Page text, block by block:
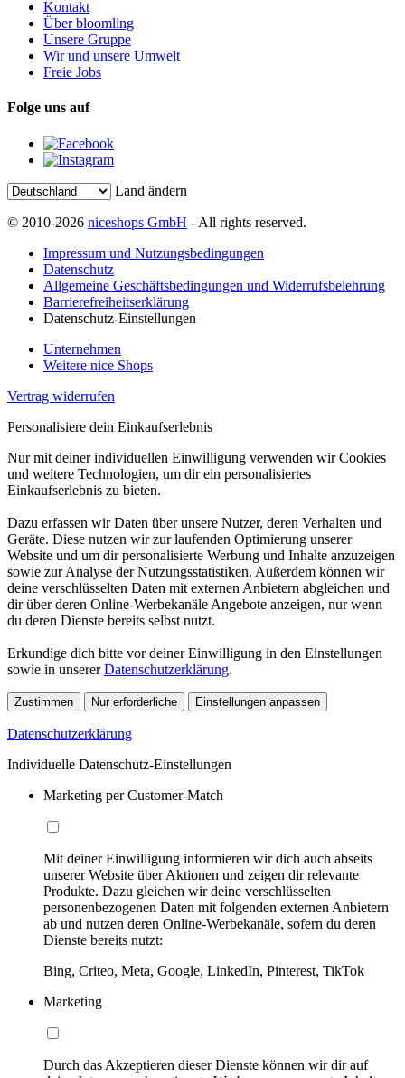
Kontakt
Über bloomling
Unsere Gruppe
Wir und unsere Umwelt
Freie Jobs
Folge uns auf
Land ändern
© 2010-2026 niceshops GmbH - All rights reserved.
Impressum und Nutzungsbedingungen
Datenschutz
Allgemeine Geschäftsbedingungen und Widerrufsbelehrung
Barrierefreiheitserklärung
Datenschutz-Einstellungen
Unternehmen
Weitere nice Shops
Vertrag widerrufen
Personalisiere dein Einkaufserlebnis
Nur mit deiner individuellen Einwilligung verwenden wir Cookies
und weitere Technologien, um dir ein personalisiertes
Einkaufserlebnis zu bieten.
Dazu erfassen wir Daten über unsere Nutzer, deren Verhalten und
Geräte. Diese nutzen wir zur laufenden Optimierung unserer
Website und um dir personalisierte Werbung und Inhalte anzuzeigen
sowie zur Analyse der Nutzungsstatistiken. Außerdem können wir
deine verschlüsselten Daten mit externen Anbietern abgleichen und
dir über deren Online-Werbekanäle Angebote anzeigen, nur wenn
du deren Dienste bereits selbst nutzt.
Erkundige dich bitte vor deiner Einwilligung in den Einstellungen
sowie in unsererDatenschutzerklärung.
Zustimmen Nur erforderliche Einstellungen anpassen
Datenschutzerklärung
Individuelle Datenschutz-Einstellungen
Marketing per Customer-Match
Mit deiner Einwilligung informieren wir dich auch abseits
unserer Website über Aktionen und zeigen dir relevante
Produkte. Dazu gleichen wir deine verschlüsselten
personenbezogenen Daten mit folgenden externen Anbietern
ab und nutzen deren Online-Werbekanäle, sofern du deren
Dienste bereits nutzt:
Bing, Criteo, Meta, Google, LinkedIn, Pinterest, TikTok
Marketing
Durch das Akzeptieren dieser Dienste können wir dir auf